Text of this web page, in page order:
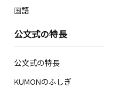
国語
公文式の特長
公文式の特長
KUMONのふしぎ